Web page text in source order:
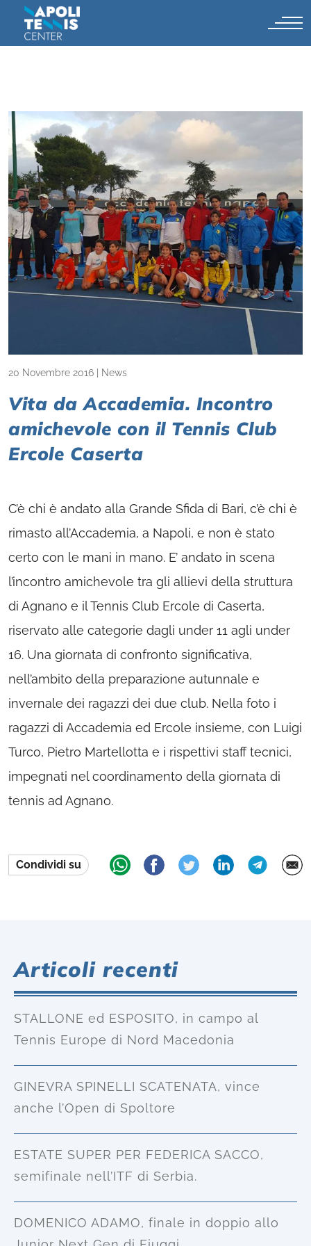
20 Novembre 2016 News
Vita da Accademia. Incontro
amichevole con il Tennis Club
Ercole Caserta
C’è chi è andato alla Grande Sfida di Bari, c’è chi è
rimasto all’Accademia, a Napoli, e non è stato
certo con le mani in mano. E’ andato in scena
l’incontro amichevole tra gli allievi della struttura
di Agnano e il Tennis Club Ercole di Caserta,
riservato alle categorie dagli under 11 agli under
16. Una giornata di confronto significativa,
nell’ambito della preparazione autunnale e
invernale dei ragazzi dei due club. Nella foto i
ragazzi di Accademia ed Ercole insieme, con Luigi
Turco, Pietro Martellotta e i rispettivi staff tecnici,
impegnati nel coordinamento della giornata di
tennis ad Agnano.
Condividi su
Articoli recenti
STALLONE ed ESPOSITO, in campo al
Tennis Europe di Nord Macedonia
GINEVRA SPINELLI SCATENATA, vince
anche l’Open di Spoltore
ESTATE SUPER PER FEDERICA SACCO,
semifinale nell’ITF di Serbia.
DOMENICO ADAMO, finale in doppio allo